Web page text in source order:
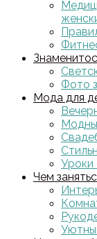
Фото
Мода для
Уроки
Чем